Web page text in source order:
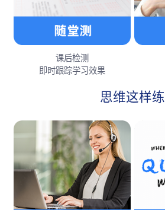
课后检测
即时跟踪学习效果
思维这样练